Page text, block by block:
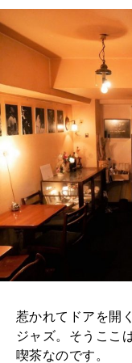
惹かれてドアを開
ジャズ。そうここ
喫茶なのです。